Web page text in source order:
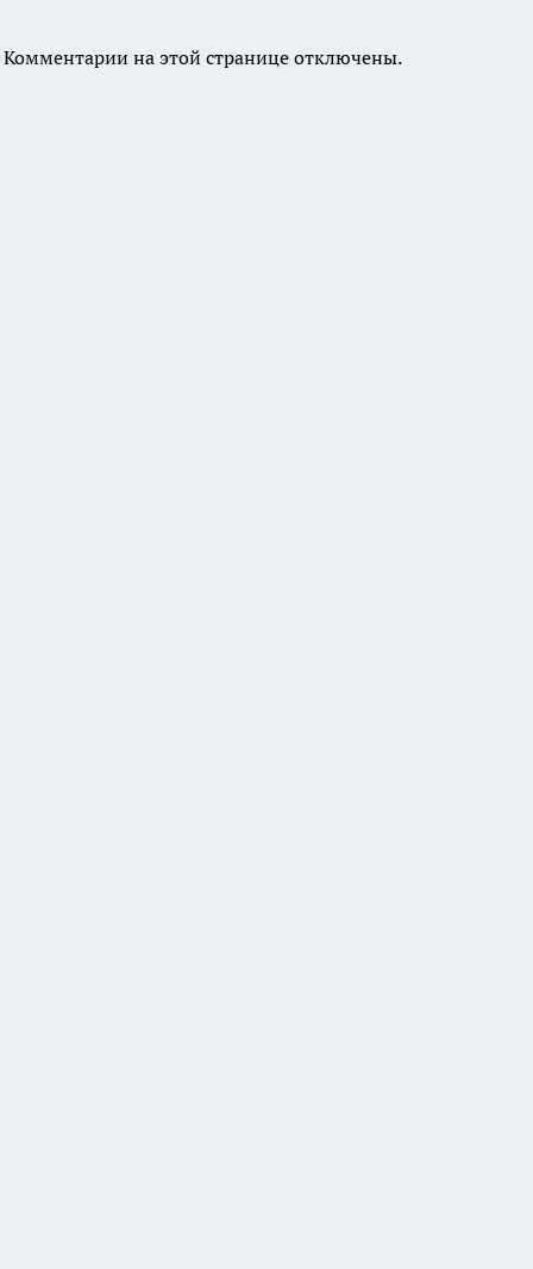
Комментарии на этой странице отключены.